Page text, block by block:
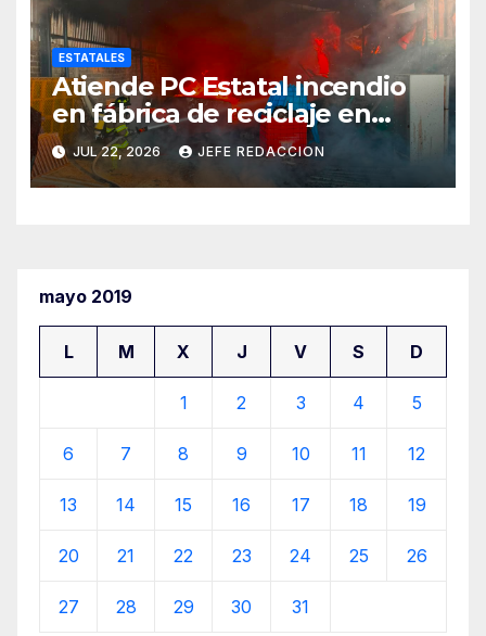
ESTATALES
Atiende PC Estatal incendio
en fábrica de reciclaje en
Morelia
JUL 22, 2026 JEFE REDACCION
mayo 2019
L M X J V S D
1 2 3 4 5
6 7 8 9 10 11 12
13 14 15 16 17 18 19
20 21 22 23 24 25 26
27 28 29 30 31